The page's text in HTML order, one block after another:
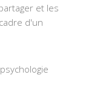
et les
d'un